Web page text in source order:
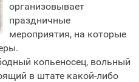
организовывает
праздничные
мероприятия, на которые
копьеносец, вольный
в штате какой-либо